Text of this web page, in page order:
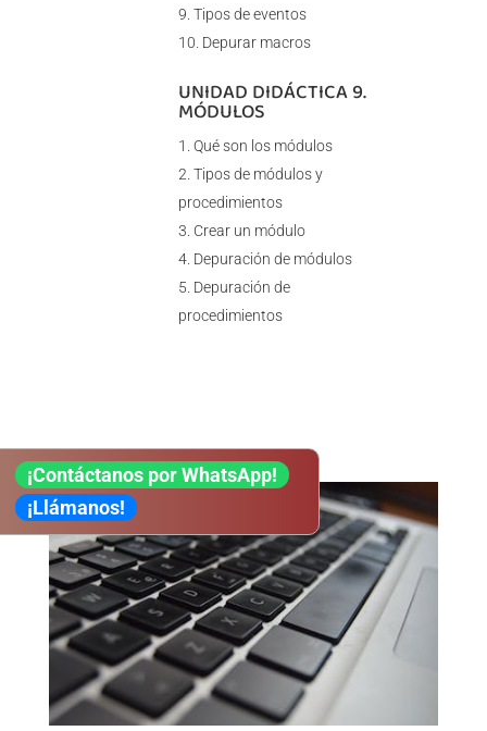
Tipos de eventos
Depurar macros
UNIDAD DIDÁCTICA 9.
MÓDULOS
Qué son los módulos
Tipos de módulos y
procedimientos
Crear un módulo
Depuración de módulos
Depuración de
procedimientos
¡Contáctanos por WhatsApp!
¡Llámanos!